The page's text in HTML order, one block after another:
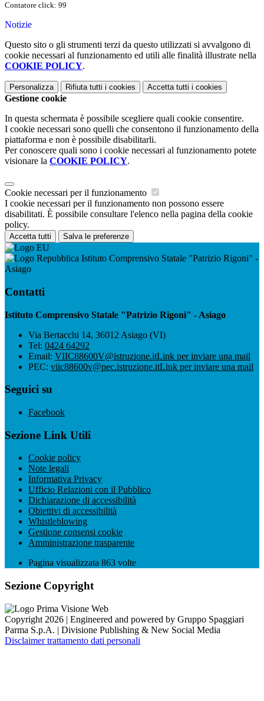
Contatore click: 99
Notizie
Questo sito o gli strumenti terzi da questo utilizzati si avvalgono di
cookie necessari al funzionamento ed utili alle finalità illustrate nella
COOKIE POLICY.
Personalizza Rifiuta tutti i cookies Accetta tutti i cookies
Gestione cookie
In questa schermata è possibile scegliere quali cookie consentire.
I cookie necessari sono quelli che consentono il funzionamento della
piattaforma e non è possibile disabilitarli.
Per conoscere quali sono i cookie necessari al funzionamento potete
visionare la COOKIE POLICY.
Cookie necessari per il funzionamento
I cookie necessari per il funzionamento non possono essere
disabilitati. È possibile consultare l'elenco nella pagina della cookie
policy.
Accetta tutti Salva le preferenze
Istituto Comprensivo Statale "Patrizio Rigoni" -
Asiago
Contatti
Istituto Comprensivo Statale "Patrizio Rigoni" - Asiago
Via Bertacchi 14, 36012 Asiago (VI)
Tel: 0424 64292
Email: VIIC88600V@istruzione.itLink per inviare una mail
PEC: viic88600v@pec.istruzione.itLink per inviare una mail
Seguici su
Facebook
Sezione Link Utili
Cookie policy
Note legali
Informativa Privacy
Ufficio Relazioni con il Pubblico
Dichiarazione di accessibilità
Obiettivi di accessibilità
Whistleblowing
Gestione consensi cookie
Amministrazione trasparente
Pagina visualizzata 863 volte
Sezione Copyright
Copyright 2026 | Engineered and powered by Gruppo Spaggiari
Parma S.p.A. | Divisione Publishing & New Social Media
Disclaimer trattamento dati personali